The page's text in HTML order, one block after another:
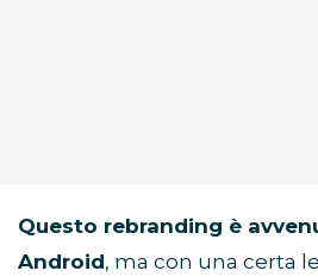
Questo rebranding è
Android, ma con una certa